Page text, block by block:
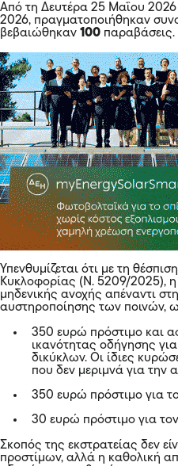
Από τη Δευτέρα 25 Μαΐου
2026, πραγματοποιήθηκαν
βεβαιώθηκαν 100 παραβάσεις.
Υπενθυμίζεται ότι με τη
Κυκλοφορίας (Ν. 5209/2025), η
μηδενικής ανοχής απέναντι
αυστηροποίησης των ποινών,
350 ευρώ πρόστιμο και
ικανότητας οδήγησης
δικύκλων. Οι ίδιες
που δεν μεριμνά για την
350 ευρώ πρόστιμο για
30 ευρώ πρόστιμο για τον
Σκοπός της εκστρατείας δεν
προστίμων, αλλά η καθολική